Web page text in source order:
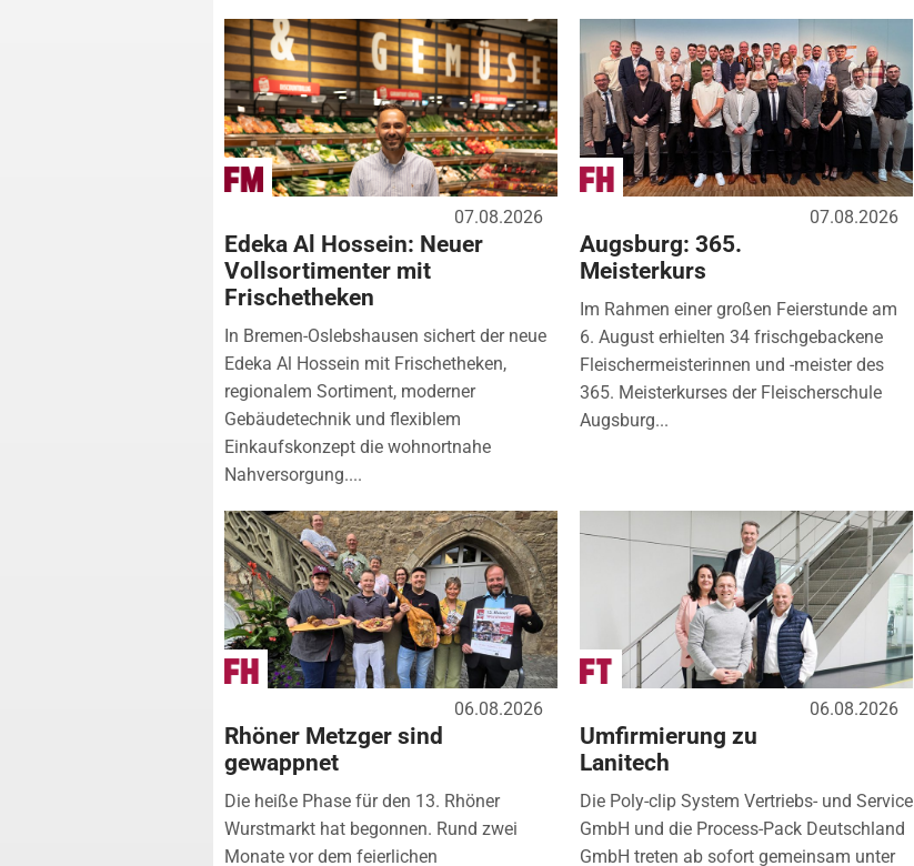
07.08.2026
Edeka Al Hossein: Neuer
Vollsortimenter mit
Frischetheken
In Bremen-Oslebshausen sichert der neue
Edeka Al Hossein mit Frischetheken,
regionalem Sortiment, moderner
Gebäudetechnik und flexiblem
Einkaufskonzept die wohnortnahe
Nahversorgung....
07.08.2026
Augsburg: 365.
Meisterkurs
Im Rahmen einer großen Feierstunde am
6. August erhielten 34 frischgebackene
Fleischermeisterinnen und -meister des
365. Meisterkurses der Fleischerschule
Augsburg...
06.08.2026
Rhöner Metzger sind
gewappnet
Die heiße Phase für den 13. Rhöner
Wurstmarkt hat begonnen. Rund zwei
Monate vor dem feierlichen
06.08.2026
Umfirmierung zu
Lanitech
Die Poly-clip System Vertriebs- und Service
GmbH und die Process-Pack Deutschland
GmbH treten ab sofort gemeinsam unter